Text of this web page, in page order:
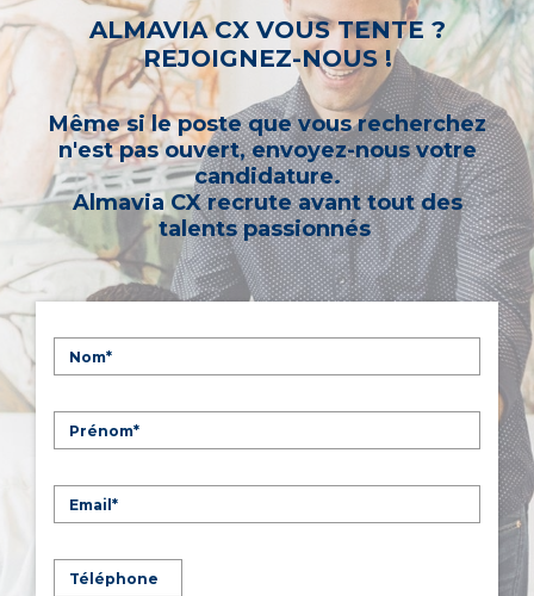
d’autres mots-clés ou à sélectionner un « métier ».
ALMAVIA CX VOUS TENTE ?
REJOIGNEZ-NOUS !
Même si le poste que vous recherchez
n'est pas ouvert, envoyez-nous votre
candidature.
Almavia CX recrute avant tout des
talents passionnés